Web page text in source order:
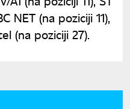
NET (na poziciji 11),
(na poziciji 27).